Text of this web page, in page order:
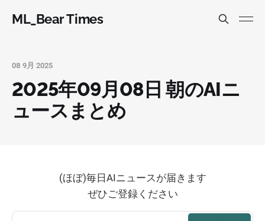
ML_Bear Times
08 9月 2025
2025年09月08日 朝のAIニ
ュースまとめ
(ほぼ)毎日AIニュースが届きます
ぜひご登録ください